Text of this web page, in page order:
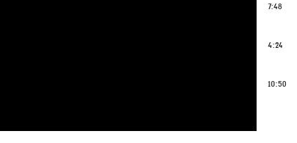
7:48
4:24
10:50